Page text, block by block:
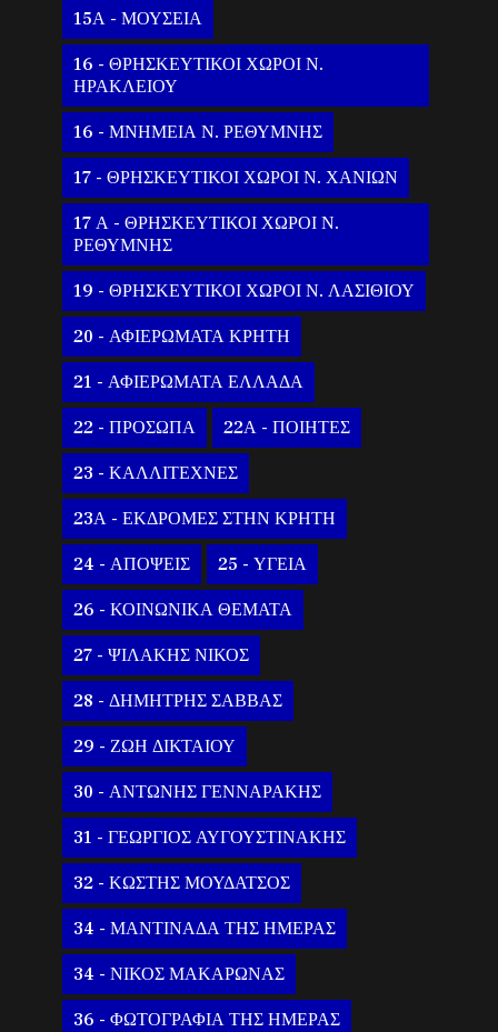
15Α - ΜΟΥΣΕΙΑ
16 - ΘΡΗΣΚΕΥΤΙΚΟΙ ΧΩΡΟΙ Ν.
ΗΡΑΚΛΕΙΟΥ
16 - ΜΝΗΜΕΙΑ Ν. ΡΕΘΥΜΝΗΣ
17 - ΘΡΗΣΚΕΥΤΙΚΟΙ ΧΩΡΟΙ Ν. ΧΑΝΙΩΝ
17 Α - ΘΡΗΣΚΕΥΤΙΚΟΙ ΧΩΡΟΙ Ν.
ΡΕΘΥΜΝΗΣ
19 - ΘΡΗΣΚΕΥΤΙΚΟΙ ΧΩΡΟΙ Ν. ΛΑΣΙΘΙΟΥ
20 - ΑΦΙΕΡΩΜΑΤΑ ΚΡΗΤΗ
21 - ΑΦΙΕΡΩΜΑΤΑ ΕΛΛΑΔΑ
22 - ΠΡΟΣΩΠΑ 22Α - ΠΟΙΗΤΕΣ
23 - ΚΑΛΛΙΤΕΧΝΕΣ
23Α - ΕΚΔΡΟΜΕΣ ΣΤΗΝ ΚΡΗΤΗ
24 - ΑΠΟΨΕΙΣ 25 - ΥΓΕΙΑ
26 - ΚΟΙΝΩΝΙΚΑ ΘΕΜΑΤΑ
27 - ΨΙΛΑΚΗΣ ΝΙΚΟΣ
28 - ΔΗΜΗΤΡΗΣ ΣΑΒΒΑΣ
29 - ΖΩΗ ΔΙΚΤΑΙΟΥ
30 - ΑΝΤΩΝΗΣ ΓΕΝΝΑΡΑΚΗΣ
31 - ΓΕΩΡΓΙΟΣ ΑΥΓΟΥΣΤΙΝΑΚΗΣ
32 - ΚΩΣΤΗΣ ΜΟΥΔΑΤΣΟΣ
34 - ΜΑΝΤΙΝΑΔΑ ΤΗΣ ΗΜΕΡΑΣ
34 - ΝΙΚΟΣ ΜΑΚΑΡΩΝΑΣ
36 - ΦΩΤΟΓΡΑΦΙΑ ΤΗΣ ΗΜΕΡΑΣ